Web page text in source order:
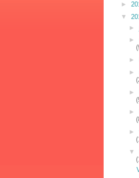
►
▼
►
►
►
►
►
►
►
▼